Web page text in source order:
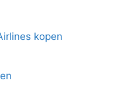
kopen